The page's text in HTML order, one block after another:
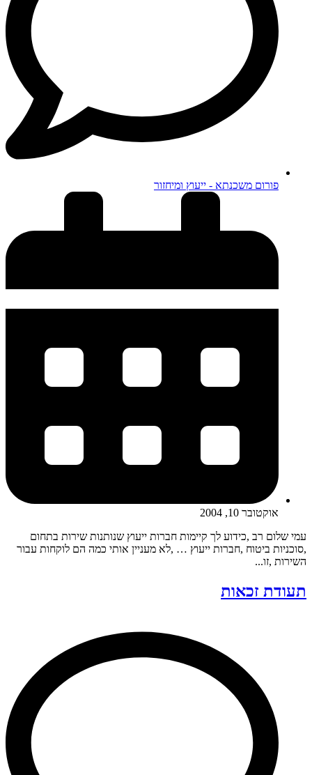
פורום משכנתא - ייעוץ ומיחזור
אוקטובר 10, 2004
עמי שלום רב ,כידוע לך קיימות חברות ייעוץ שנותנות שירות בתחום
,סוכניות ביטוח ,חברות ייעוץ … ,לא מעניין אותי כמה הם לוקחות עבור
השירות ,זו...
תעודת זכאות